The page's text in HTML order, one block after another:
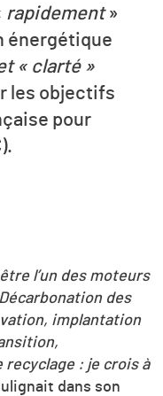
rapidement»
énergétique
« clarté »
les objectifs
pour
l’un des moteurs
des
implantation
: je crois à
dans son